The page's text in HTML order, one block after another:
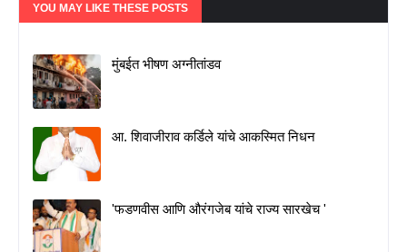
YOU MAY LIKE THESE POSTS
मुंबईत भीषण अग्नीतांडव
आ. शिवाजीराव कर्डिले यांचे आकस्मित निधन
'फडणवीस आणि औरंगजेब यांचे राज्य सारखेच '